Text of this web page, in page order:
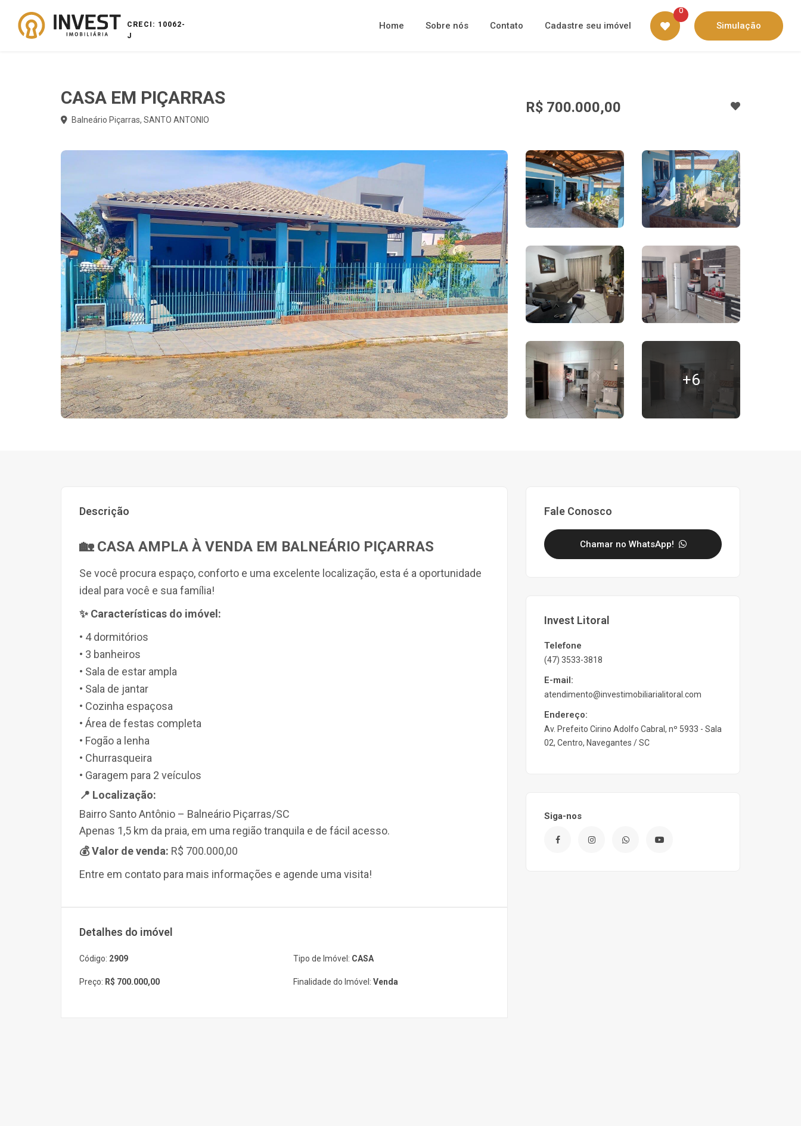
CRECI: 10062-
J
Home Sobre nós Contato Cadastre seu imóvel
0
Simulação
CASA EM PIÇARRAS
Balneário Piçarras, SANTO ANTONIO
R$ 700.000,00
+6
Descrição
🏡 CASA AMPLA À VENDA EM BALNEÁRIO PIÇARRAS
Se você procura espaço, conforto e uma excelente localização, esta é a oportunidade
ideal para você e sua família!
✨ Características do imóvel:
• 4 dormitórios
• 3 banheiros
• Sala de estar ampla
• Sala de jantar
• Cozinha espaçosa
• Área de festas completa
• Fogão a lenha
• Churrasqueira
• Garagem para 2 veículos
📍 Localização:
Bairro Santo Antônio – Balneário Piçarras/SC
Apenas 1,5 km da praia, em uma região tranquila e de fácil acesso.
💰 Valor de venda: R$ 700.000,00
Entre em contato para mais informações e agende uma visita!
Detalhes do imóvel
Código: 2909
Preço: R$ 700.000,00
Tipo de Imóvel: CASA
Finalidade do Imóvel: Venda
Fale Conosco
Chamar no WhatsApp!
Invest Litoral
Telefone
(47) 3533-3818
E-mail:
atendimento@investimobiliarialitoral.com
Endereço:
Av. Prefeito Cirino Adolfo Cabral, nº 5933 - Sala
02, Centro, Navegantes / SC
Siga-nos